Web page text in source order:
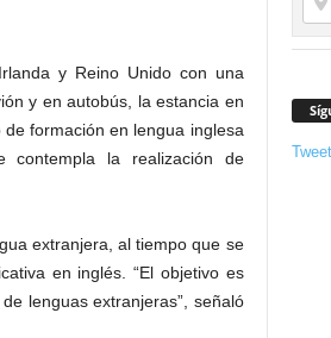
y Reino Unido con una
y en autobús, la estancia en
formación en lengua inglesa
contempla la realización de
extranjera, al tiempo que se
en inglés. “El objetivo es
lenguas extranjeras”, señaló